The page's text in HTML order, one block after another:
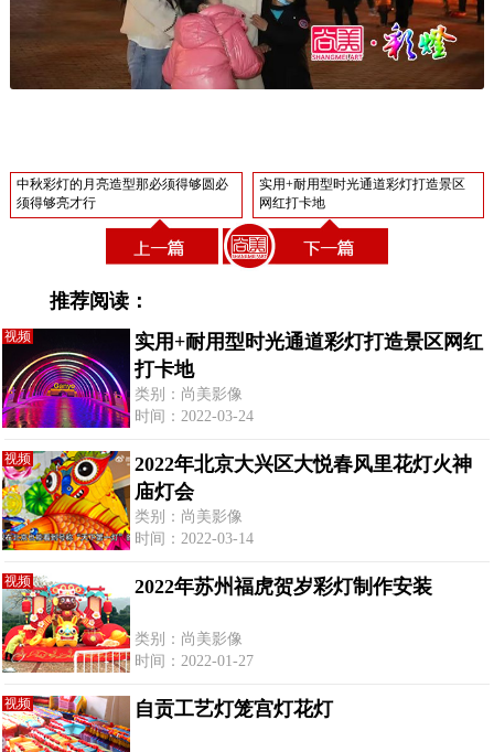
中秋彩灯的月亮造型那必须得够圆必
须得够亮才行
实用+耐用型时光通道彩灯打造景区
网红打卡地
推荐阅读：
视频
实用+耐用型时光通道彩灯打造景区网红
打卡地
类别：尚美影像
时间：2022-03-24
视频
2022年北京大兴区大悦春风里花灯火神
庙灯会
类别：尚美影像
时间：2022-03-14
视频 2022年苏州福虎贺岁彩灯制作安装
类别：尚美影像
时间：2022-01-27
视频 自贡工艺灯笼宫灯花灯